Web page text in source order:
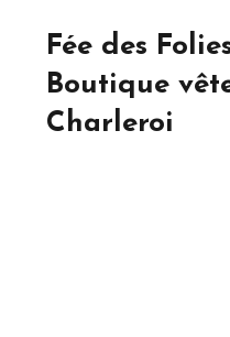
Fée des
Boutique
Charleroi